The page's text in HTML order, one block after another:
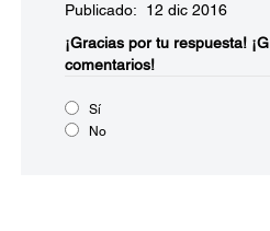
Publicado: 12 dic 2016
¡Gracias por tu respuesta!
comentarios!
Sí
No